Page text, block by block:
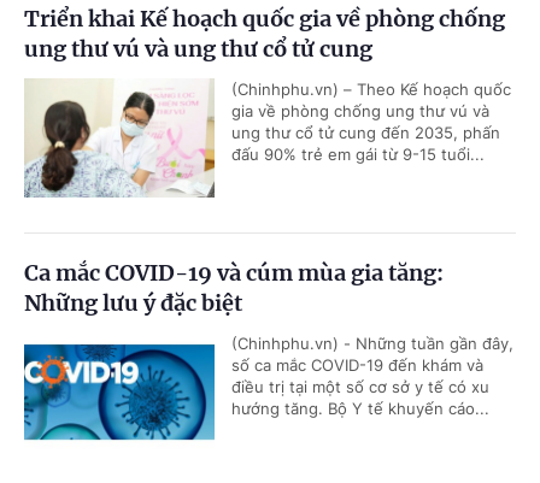
Triển khai Kế hoạch quốc gia về phòng chống
ung thư vú và ung thư cổ tử cung
(Chinhphu.vn) – Theo Kế hoạch quốc
gia về phòng chống ung thư vú và
ung thư cổ tử cung đến 2035, phấn
đấu 90% trẻ em gái từ 9-15 tuổi...
Ca mắc COVID-19 và cúm mùa gia tăng:
Những lưu ý đặc biệt
(Chinhphu.vn) - Những tuần gần đây,
số ca mắc COVID-19 đến khám và
điều trị tại một số cơ sở y tế có xu
hướng tăng. Bộ Y tế khuyến cáo...